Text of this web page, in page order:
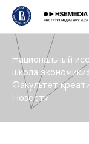
Национальный
школа
Факультет
Новости